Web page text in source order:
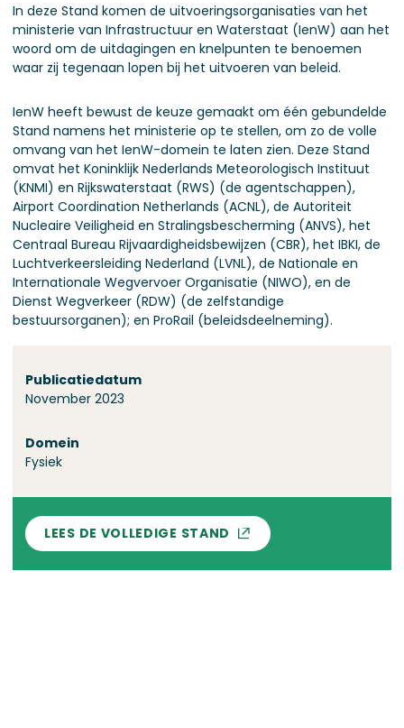
In deze Stand komen de uitvoeringsorganisaties van het
ministerie van Infrastructuur en Waterstaat (IenW) aan het
woord om de uitdagingen en knelpunten te benoemen
waar zij tegenaan lopen bij het uitvoeren van beleid.
IenW heeft bewust de keuze gemaakt om één gebundelde
Stand namens het ministerie op te stellen, om zo de volle
omvang van het IenW-domein te laten zien. Deze Stand
omvat het Koninklijk Nederlands Meteorologisch Instituut
(KNMI) en Rijkswaterstaat (RWS) (de agentschappen),
Airport Coordination Netherlands (ACNL), de Autoriteit
Nucleaire Veiligheid en Stralingsbescherming (ANVS), het
Centraal Bureau Rijvaardigheidsbewijzen (CBR), het IBKI, de
Luchtverkeersleiding Nederland (LVNL), de Nationale en
Internationale Wegvervoer Organisatie (NIWO), en de
Dienst Wegverkeer (RDW) (de zelfstandige
bestuursorganen); en ProRail (beleidsdeelneming).
Publicatiedatum
November 2023
Domein
Fysiek
LEES DE VOLLEDIGE STAND